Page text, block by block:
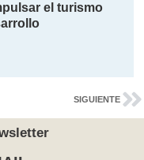
el turismo
SIGUIENTE